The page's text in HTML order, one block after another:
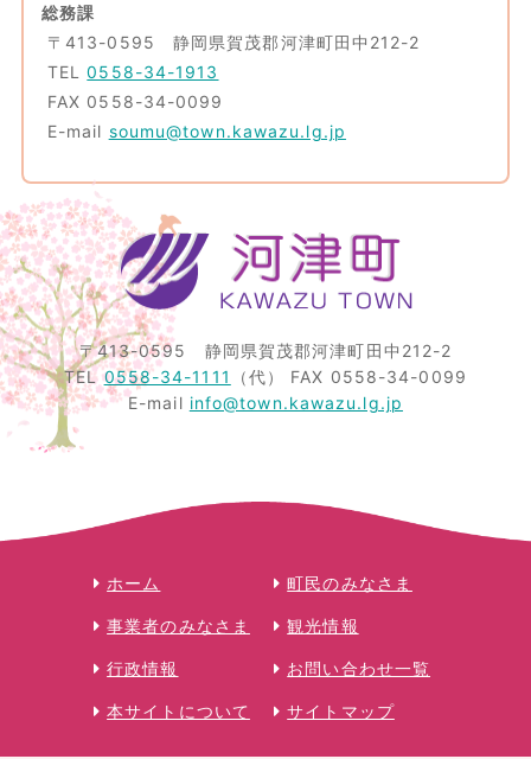
総務課
〒413-0595 静岡県賀茂郡河津町田中212-2
TEL0558-34-1913
FAX 0558-34-0099
E-mail soumu@town.kawazu.lg.jp
〒413-0595 静岡県賀茂郡河津町田中212-2
TEL0558-34-1111 （代） FAX 0558-34-0099
E-mail info@town.kawazu.lg.jp
ホーム 町民のみなさま
事業者のみなさま 観光情報
行政情報 お問い合わせ一覧
本サイトについて サイトマップ